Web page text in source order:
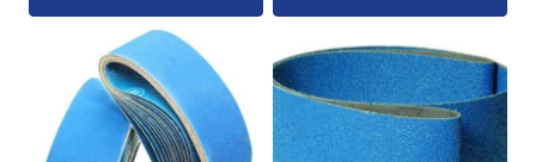
multe
produs
are
mai
multe